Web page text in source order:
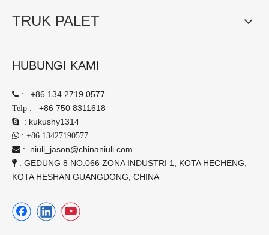
TRUK PALET
HUBUNGI KAMI
 : +86 134 2719 0577
Telp : +86 750 8311618
 : kukushy1314
 : +86 13427190577
 : niuli_jason@chinaniuli.com
 : GEDUNG 8 NO.066 ZONA INDUSTRI 1, KOTA HECHENG,
KOTA HESHAN GUANGDONG, CHINA